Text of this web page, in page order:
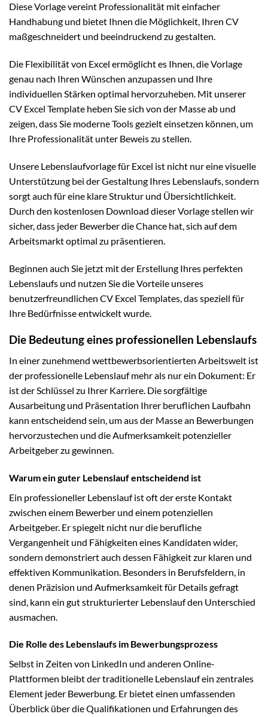
Diese Vorlage vereint Professionalität mit einfacher
Handhabung und bietet Ihnen die Möglichkeit, Ihren CV
maßgeschneidert und beeindruckend zu gestalten.
Die Flexibilität von Excel ermöglicht es Ihnen, die Vorlage
genau nach Ihren Wünschen anzupassen und Ihre
individuellen Stärken optimal hervorzuheben. Mit unserer
CV Excel Template heben Sie sich von der Masse ab und
zeigen, dass Sie moderne Tools gezielt einsetzen können, um
Ihre Professionalität unter Beweis zu stellen.
Unsere Lebenslaufvorlage für Excel ist nicht nur eine visuelle
Unterstützung bei der Gestaltung Ihres Lebenslaufs, sondern
sorgt auch für eine klare Struktur und Übersichtlichkeit.
Durch den kostenlosen Download dieser Vorlage stellen wir
sicher, dass jeder Bewerber die Chance hat, sich auf dem
Arbeitsmarkt optimal zu präsentieren.
Beginnen auch Sie jetzt mit der Erstellung Ihres perfekten
Lebenslaufs und nutzen Sie die Vorteile unseres
benutzerfreundlichen CV Excel Templates, das speziell für
Ihre Bedürfnisse entwickelt wurde.
Die Bedeutung eines professionellen Lebenslaufs
In einer zunehmend wettbewerbsorientierten Arbeitswelt ist
der professionelle Lebenslauf mehr als nur ein Dokument: Er
ist der Schlüssel zu Ihrer Karriere. Die sorgfältige
Ausarbeitung und Präsentation Ihrer beruflichen Laufbahn
kann entscheidend sein, um aus der Masse an Bewerbungen
hervorzustechen und die Aufmerksamkeit potenzieller
Arbeitgeber zu gewinnen.
Warum ein guter Lebenslauf entscheidend ist
Ein professioneller Lebenslauf ist oft der erste Kontakt
zwischen einem Bewerber und einem potenziellen
Arbeitgeber. Er spiegelt nicht nur die berufliche
Vergangenheit und Fähigkeiten eines Kandidaten wider,
sondern demonstriert auch dessen Fähigkeit zur klaren und
effektiven Kommunikation. Besonders in Berufsfeldern, in
denen Präzision und Aufmerksamkeit für Details gefragt
sind, kann ein gut strukturierter Lebenslauf den Unterschied
ausmachen.
Die Rolle des Lebenslaufs im Bewerbungsprozess
Selbst in Zeiten von LinkedIn und anderen Online-
Plattformen bleibt der traditionelle Lebenslauf ein zentrales
Element jeder Bewerbung. Er bietet einen umfassenden
Überblick über die Qualifikationen und Erfahrungen des